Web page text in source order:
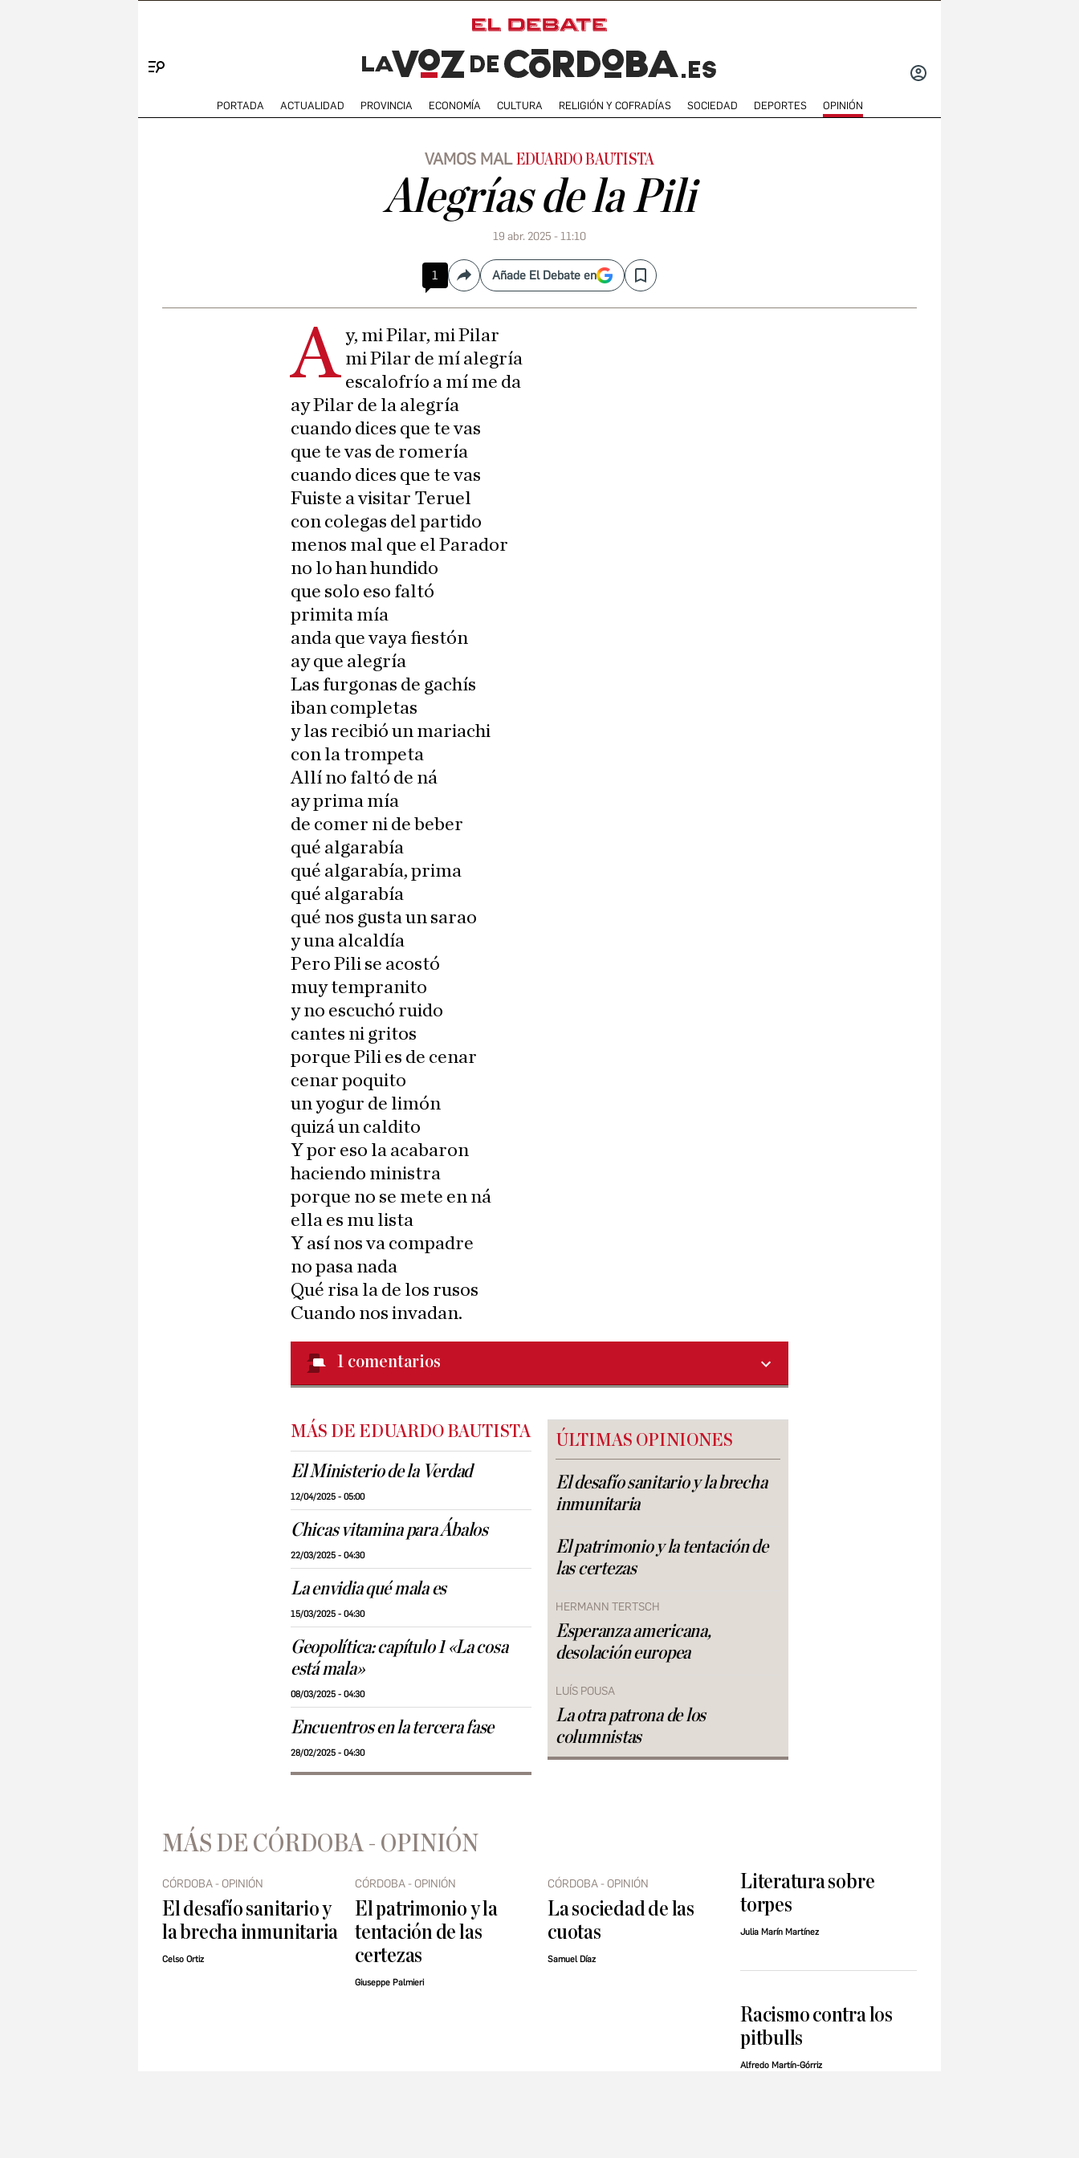
PORTADA ACTUALIDAD PROVINCIA ECONOMÍA CULTURA RELIGIÓN Y COFRADÍAS SOCIEDAD DEPORTES OPINIÓN
VAMOS MAL EDUARDO BAUTISTA
Alegrías de la Pili
19 abr. 2025 - 11:10
1 CompartirAñade El Debate en Save
A y, mi Pilar, mi Pilar
mi Pilar de mí alegría
escalofrío a mí me da
ay Pilar de la alegría
cuando dices que te vas
que te vas de romería
cuando dices que te vas
Fuiste a visitar Teruel
con colegas del partido
menos mal que el Parador
no lo han hundido
que solo eso faltó
primita mía
anda que vaya fiestón
ay que alegría
Las furgonas de gachís
iban completas
y las recibió un mariachi
con la trompeta
Allí no faltó de ná
ay prima mía
de comer ni de beber
qué algarabía
qué algarabía, prima
qué algarabía
qué nos gusta un sarao
y una alcaldía
Pero Pili se acostó
muy tempranito
y no escuchó ruido
cantes ni gritos
porque Pili es de cenar
cenar poquito
un yogur de limón
quizá un caldito
Y por eso la acabaron
haciendo ministra
porque no se mete en ná
ella es mu lista
Y así nos va compadre
no pasa nada
Qué risa la de los rusos
Cuando nos invadan.
1 comentarios
MÁS DE EDUARDO BAUTISTA
El Ministerio de la Verdad
12/04/2025 - 05:00
Chicas vitamina para Ábalos
22/03/2025 - 04:30
La envidia qué mala es
15/03/2025 - 04:30
Geopolítica: capítulo 1 «La cosa
está mala»
08/03/2025 - 04:30
Encuentros en la tercera fase
28/02/2025 - 04:30
ÚLTIMAS OPINIONES
El desafío sanitario y la brecha
inmunitaria
El patrimonio y la tentación de
las certezas
HERMANN TERTSCH
Esperanza americana,
desolación europea
LUÍS POUSA
La otra patrona de los
columnistas
MÁS DE CÓRDOBA - OPINIÓN
CÓRDOBA - OPINIÓN
El desafío sanitario y
la brecha inmunitaria
Celso Ortiz
CÓRDOBA - OPINIÓN
El patrimonio y la
tentación de las
certezas
Giuseppe Palmieri
CÓRDOBA - OPINIÓN
La sociedad de las
cuotas
Samuel Díaz
Literatura sobre
torpes
Julia Marín Martínez
Racismo contra los
pitbulls
Alfredo Martín-Górriz